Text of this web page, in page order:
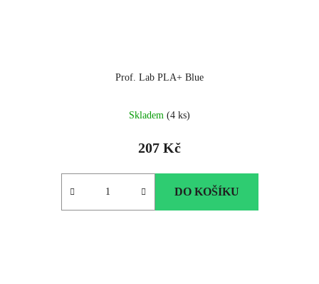
Prof. Lab PLA+ Blue
Skladem (4 ks)
207 Kč
DO KOŠÍKU